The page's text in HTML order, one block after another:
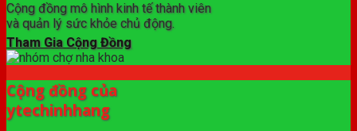
Cộng đồng mô hình kinh tế thành viên
và quản lý sức khỏe chủ động.
Tham Gia Cộng Đồng
Cộng đồng của
ytechinhhang